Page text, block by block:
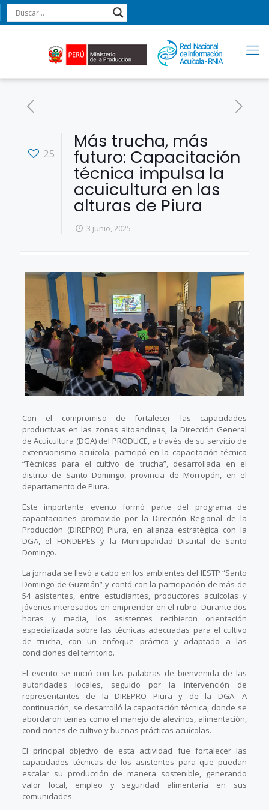
25
Más trucha, más
futuro: Capacitación
técnica impulsa la
acuicultura en las
alturas de Piura
3 junio, 2025
Con el compromiso de fortalecer las capacidades
productivas en las zonas altoandinas, la Dirección General
de Acuicultura (DGA) del PRODUCE, a través de su servicio de
extensionismo acuícola, participó en la capacitación técnica
“Técnicas para el cultivo de trucha”, desarrollada en el
distrito de Santo Domingo, provincia de Morropón, en el
departamento de Piura.
Este importante evento formó parte del programa de
capacitaciones promovido por la Dirección Regional de la
Producción (DIREPRO) Piura, en alianza estratégica con la
DGA, el FONDEPES y la Municipalidad Distrital de Santo
Domingo.
La jornada se llevó a cabo en los ambientes del IESTP “Santo
Domingo de Guzmán” y contó con la participación de más de
54 asistentes, entre estudiantes, productores acuícolas y
jóvenes interesados en emprender en el rubro. Durante dos
horas y media, los asistentes recibieron orientación
especializada sobre las técnicas adecuadas para el cultivo
de trucha, con un enfoque práctico y adaptado a las
condiciones del territorio.
El evento se inició con las palabras de bienvenida de las
autoridades locales, seguido por la intervención de
representantes de la DIREPRO Piura y de la DGA. A
continuación, se desarrolló la capacitación técnica, donde se
abordaron temas como el manejo de alevinos, alimentación,
condiciones de cultivo y buenas prácticas acuícolas.
El principal objetivo de esta actividad fue fortalecer las
capacidades técnicas de los asistentes para que puedan
escalar su producción de manera sostenible, generando
valor local, empleo y seguridad alimentaria en sus
comunidades.